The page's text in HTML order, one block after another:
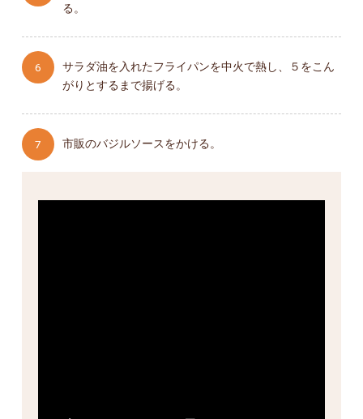
る。
サラダ油を入れたフライパンを中火で熱し、５をこん
がりとするまで揚げる。
市販のバジルソースをかける。